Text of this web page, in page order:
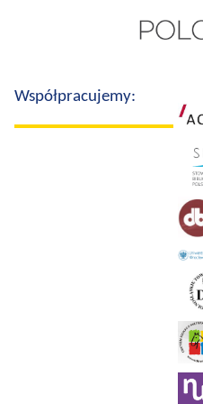
Współpracujemy: